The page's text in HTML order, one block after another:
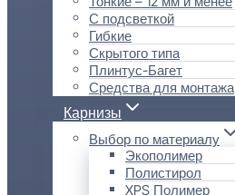
С подсветкой
Гибкие
Скрытого типа
Плинтус-Багет
Средства для монтажа
Карнизы
Выбор по материалу
Экополимер
Полистирол
XPS Полимер